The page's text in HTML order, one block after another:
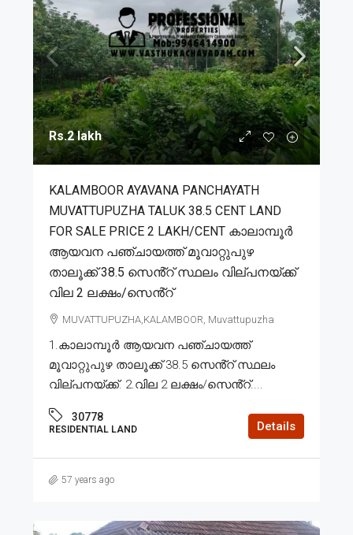
Rs.2 lakh
KALAMBOOR AYAVANA PANCHAYATH
MUVATTUPUZHA TALUK 38.5 CENT LAND
FOR SALE PRICE 2 LAKH/CENT കാലാമ്പൂർ
ആയവന പഞ്ചായത്ത് മൂവാറ്റുപുഴ
താലൂക്ക് 38.5 സെൻ്റ് സ്ഥലം വില്പനയ്ക്ക്
വില 2 ലക്ഷം/സെൻ്റ്
MUVATTUPUZHA,KALAMBOOR, Muvattupuzha
1.കാലാമ്പൂർ ആയവന പഞ്ചായത്ത്
മൂവാറ്റുപുഴ താലൂക്ക് 38.5 സെൻ്റ് സ്ഥലം
വില്പനയ്ക്ക്. 2.വില 2 ലക്ഷം/സെൻ്റ്....
30778
RESIDENTIAL LAND Details
57 years ago